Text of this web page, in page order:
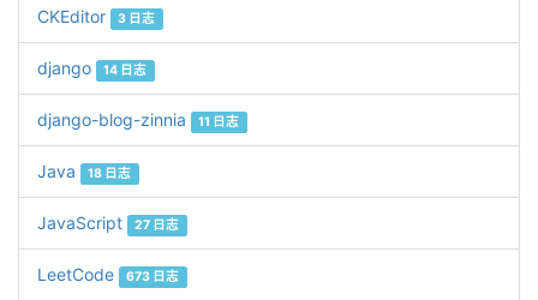
CKEditor 3 日志
django 14 日志
django-blog-zinnia 11 日志
Java 18 日志
JavaScript 27 日志
LeetCode 673 日志